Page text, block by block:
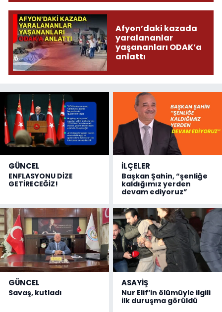
Afyon’daki kazada
yaralananlar
yaşananları ODAK’a
anlattı
GÜNCEL
ENFLASYONU DİZE
GETİRECEĞİZ!
İLÇELER
Başkan Şahin, “şenliğe
kaldığımız yerden
devam ediyoruz”
GÜNCEL
Savaş, kutladı
ASAYİŞ
Nur Elif’in ölümüyle ilgili
ilk duruşma görüldü